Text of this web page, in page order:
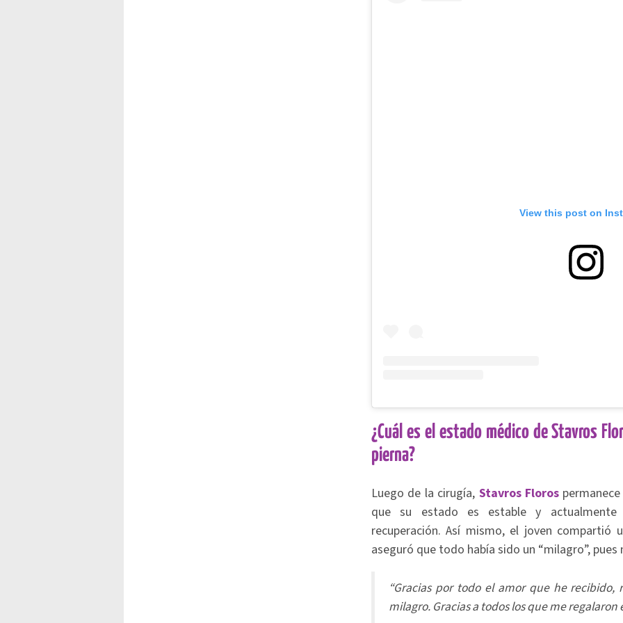
View this post on
¿Cuál es el estado médico de Stavros
pierna?
Luego de la cirugía, Stavros Floros
que su estado es estable y
recuperación. Así mismo, el joven compartió
aseguró que todo había sido un “milagro”,
“Gracias por todo el amor que he
milagro. Gracias a todos los que me regalaron